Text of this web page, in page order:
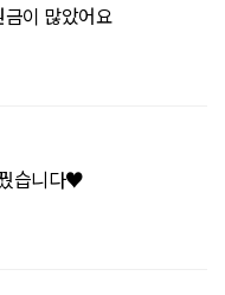
이 많았어요
습니다♥